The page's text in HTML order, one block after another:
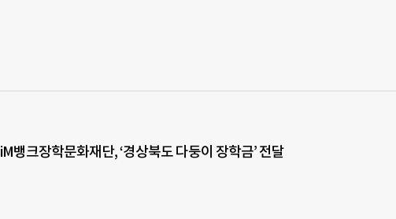
iM뱅크장학문화재단, ‘경상북도 다둥이 장학금’ 전달